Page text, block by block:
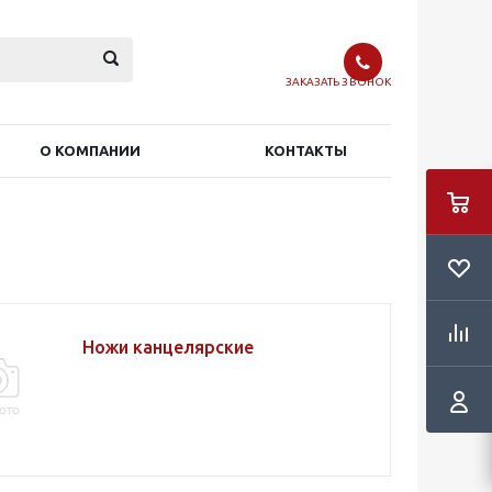
ЗАКАЗАТЬ ЗВОНОК
О КОМПАНИИ КОНТАКТЫ
Ножи канцелярские